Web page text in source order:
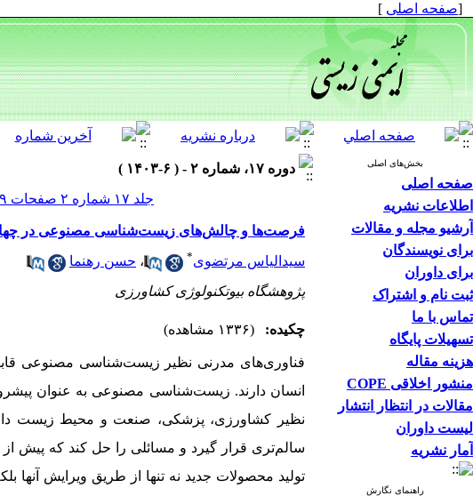
[صفحه اصلی ]
بخش‌های اصلی
صفحه اصلی
اطلاعات نشریه
آرشیو مجله و مقالات
برای نویسندگان
برای داوران
ثبت نام و اشتراک
تماس با ما
تسهیلات پایگاه
هزینه مقاله
منشور اخلاقی COPE
مقالات در انتظار انتشار
لیست داوران
آمار نشریه
راهنمای نگارش
دوره ۱۷، شماره ۲ - ( ۶-۱۴۰۳ )
جلد ۱۷ شماره ۲ صفحات ۱۵۹-۱۳۳
فرصت‌ها و چالش‌های زیست‌شناسی مصنوعی در
سیدالیاس مرتضوی* ، حسن رهنما
پژوهشگاه بیوتکنولوژی کشاورزی
چکیده: (۱۳۳۶ مشاهده)
فناوری‌های مدرنی نظیر زیست‌شناسی مصنوعی
انسان دارند. زیست‌شناسی مصنوعی به عنوان
نظیر کشاورزی، پزشکی، صنعت و محیط زیست
سالم‌تری قرار گیرد و مسائلی را حل کند که پیش
تولید محصولات جدید نه تنها از طریق ویرایش